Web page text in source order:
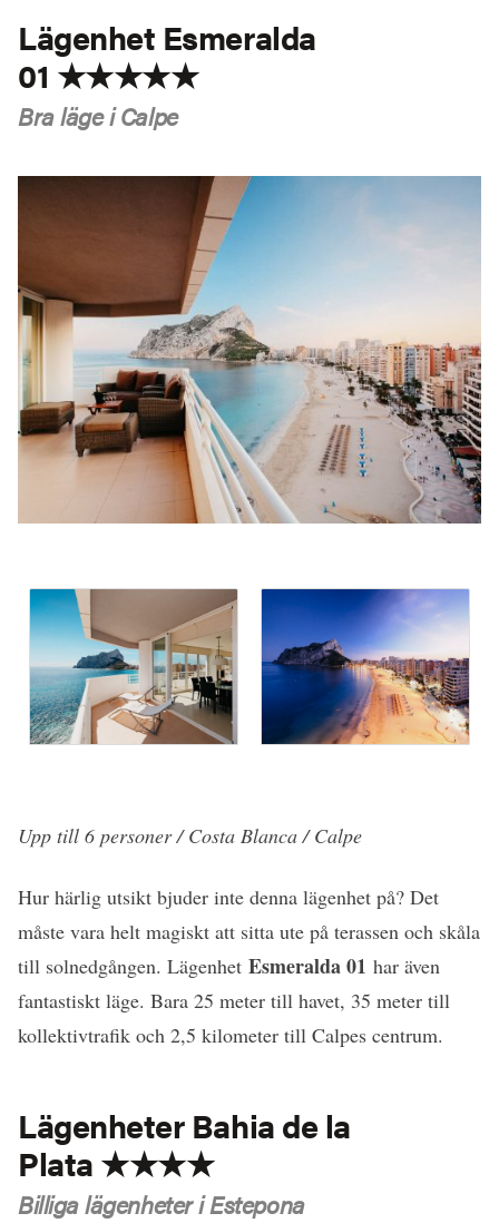
Lägenhet Esmeralda
01 ★★★★★
Bra läge i Calpe
Upp till 6 personer / Costa Blanca / Calpe
Hur härlig utsikt bjuder inte denna lägenhet på? Det
måste vara helt magiskt att sitta ute på terassen och skåla
till solnedgången. Lägenhet Esmeralda 01 har även
fantastiskt läge. Bara 25 meter till havet, 35 meter till
kollektivtrafik och 2,5 kilometer till Calpes centrum.
Lägenheter Bahia de la
Plata ★★★★
Billiga lägenheter i Estepona